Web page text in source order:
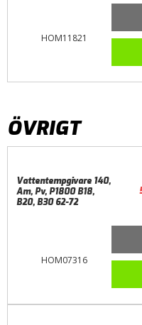
HOM11821
ÖVRIGT
HOM07316
Vattentempgivare 140,
Am, Pv, P1800 B18,
B20, B30 62-72